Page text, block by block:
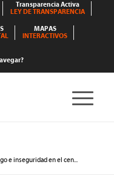
Transparencia Activa
LEY DE TRANSPARENCIA
MAPAS
INTERACTIVOS
e inseguridad en el cen...